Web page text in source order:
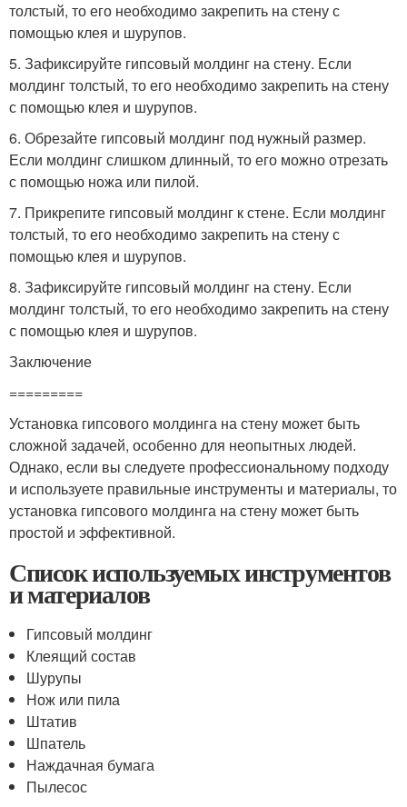
толстый, то его необходимо закрепить на стену с
помощью клея и шурупов.
5. Зафиксируйте гипсовый молдинг на стену. Если
молдинг толстый, то его необходимо закрепить на стену
с помощью клея и шурупов.
6. Обрезайте гипсовый молдинг под нужный размер.
Если молдинг слишком длинный, то его можно отрезать
с помощью ножа или пилой.
7. Прикрепите гипсовый молдинг к стене. Если молдинг
толстый, то его необходимо закрепить на стену с
помощью клея и шурупов.
8. Зафиксируйте гипсовый молдинг на стену. Если
молдинг толстый, то его необходимо закрепить на стену
с помощью клея и шурупов.
Заключение
=========
Установка гипсового молдинга на стену может быть
сложной задачей, особенно для неопытных людей.
Однако, если вы следуете профессиональному подходу
и используете правильные инструменты и материалы, то
установка гипсового молдинга на стену может быть
простой и эффективной.
Список используемых инструментов
и материалов
Гипсовый молдинг
Клеящий состав
Шурупы
Нож или пила
Штатив
Шпатель
Наждачная бумага
Пылесос